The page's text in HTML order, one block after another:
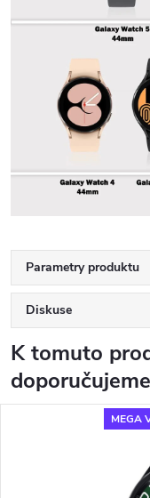
Parametry produktu
Diskuse
K tomuto
MEGA